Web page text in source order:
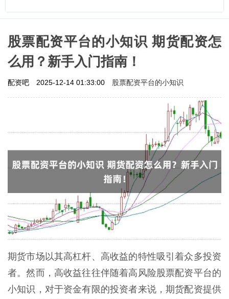
股票配资平台的小知识 期货配资怎
么用？新手入门指南！
配资吧 2025-12-14 01:33:00 股票配资平台的小知识
期货市场以其高杠杆、高收益的特性吸引着众多投资
者。然而，高收益往往伴随着高风险股票配资平台的
小知识，对于资金有限的投资者来说，期货配资提供